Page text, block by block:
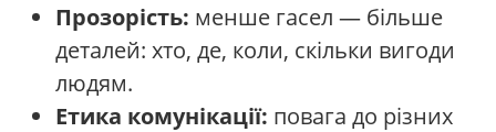
Прозорість: менше гасел — більше
деталей: хто, де, коли, скільки вигоди
людям.
Етика комунікації: повага до різних